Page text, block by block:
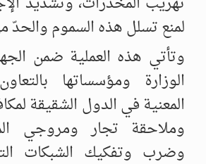
لمنع تسلل هذه السموم والحدّ
وتأتي هذه العملية ضمن
الوزارة ومؤسساتها
المعنية في الدول الشقيقة
وملاحقة تجار ومروجي
وضرب وتفكيك الشبكات